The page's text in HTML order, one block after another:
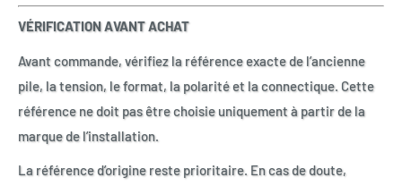
VÉRIFICATION AVANT ACHAT
Avant commande, vérifiez la référence exacte de l’ancienne
pile, la tension, le format, la polarité et la connectique. Cette
référence ne doit pas être choisie uniquement à partir de la
marque de l’installation.
La référence d’origine reste prioritaire. En cas de doute,